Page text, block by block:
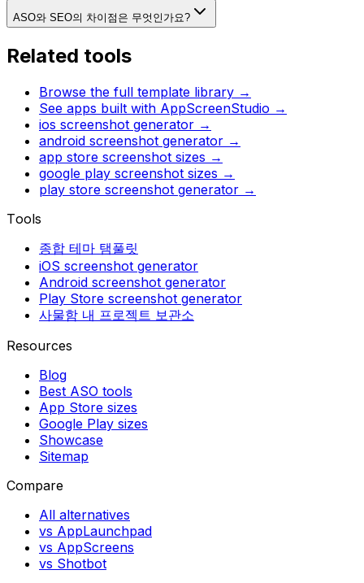
ASO와 SEO의 차이점은 무엇인가요?
Related tools
Browse the full template library →
See apps built with AppScreenStudio →
ios screenshot generator →
android screenshot generator →
app store screenshot sizes →
google play screenshot sizes →
play store screenshot generator →
Tools
종합 테마 탬풀릿
iOS screenshot generator
Android screenshot generator
Play Store screenshot generator
사물함 내 프로젝트 보관소
Resources
Blog
Best ASO tools
App Store sizes
Google Play sizes
Showcase
Sitemap
Compare
All alternatives
vs AppLaunchpad
vs AppScreens
vs Shotbot